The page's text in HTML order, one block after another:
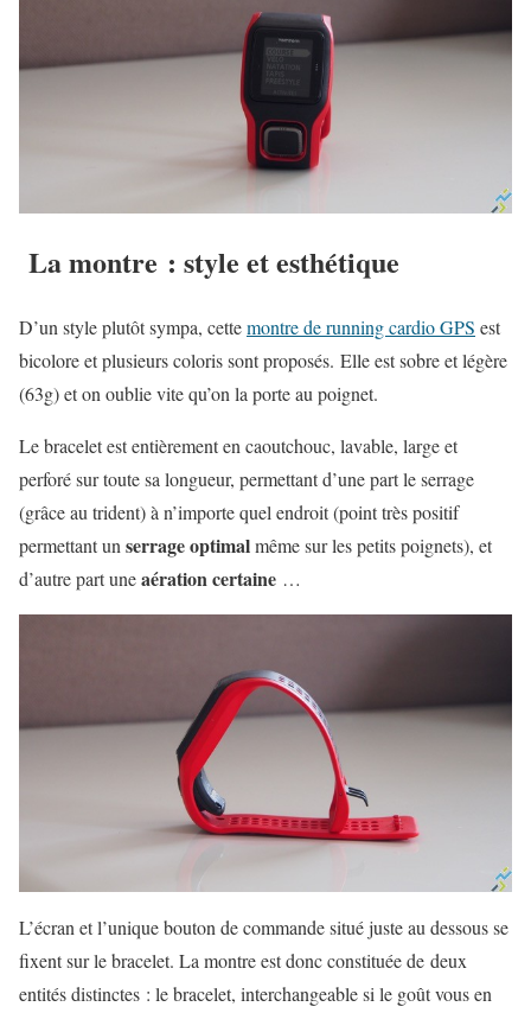
La montre : style et esthétique
D’un style plutôt sympa, cettemontre de running cardio GPS est
bicolore et plusieurs coloris sont proposés. Elle est sobre et légère
(63g) et on oublie vite qu’on la porte au poignet.
Le bracelet est entièrement en caoutchouc, lavable, large et
perforé sur toute sa longueur, permettant d’une part le serrage
(grâce au trident) à n’importe quel endroit (point très positif
permettant un serrage optimalmême sur les petits poignets), et
d’autre part uneaération certaine …
L’écran et l’unique bouton de commande situé juste au dessous se
fixent sur le bracelet. La montre est donc constituée de deux
entités distinctes : le bracelet, interchangeable si le goût vous en